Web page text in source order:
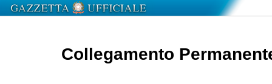
Collegamento